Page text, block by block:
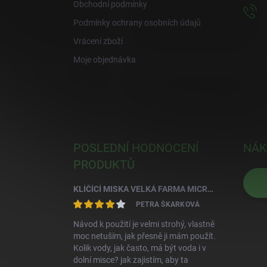
Obchodní podmínky
Podmínky ochrany osobních údajů
Vrácení zboží
Moje objednávka
POSLEDNÍ HODNOCENÍ
PRODUKTŮ
KLÍČÍCÍ MISKA VELKÁ FARMA MICROGREENS+REGROW - SLONOVÁ KOST
PETRA ŠKARKOVÁ
Návod k použití je velmi strohý, vlastně
moc netuším, jak přesně ji mám použít.
Kolik vody, jak často, má být voda i v
dolní misce? jak zajistím, aby ta